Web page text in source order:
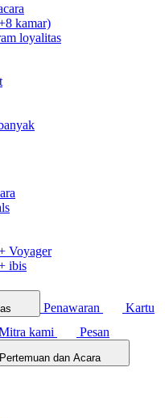
kamar)
loyalitas
Voyager
ibis
Penawaran
Kartu
kami
Pesan
Pertemuan dan Acara